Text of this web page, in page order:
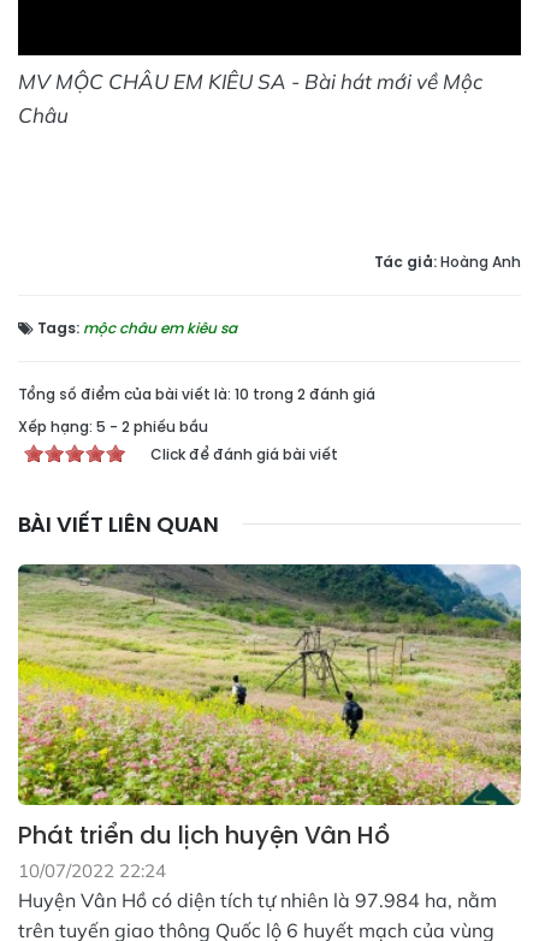
MV MỘC CHÂU EM KIÊU SA - Bài hát mới về Mộc
Châu
Tác giả:Hoàng Anh
Tags: mộc châu em kiêu sa
Tổng số điểm của bài viết là: 10 trong 2 đánh giá
Xếp hạng: 5 - 2 phiếu bầu
Click để đánh giá bài viết
BÀI VIẾT LIÊN QUAN
Phát triển du lịch huyện Vân Hồ
10/07/2022 22:24
Huyện Vân Hồ có diện tích tự nhiên là 97.984 ha, nằm
trên tuyến giao thông Quốc lộ 6 huyết mạch của vùng